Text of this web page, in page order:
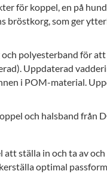
för koppel, en på
bröstkorg, som ger
polyesterband för
Uppdaterad
i POM-material.
och halsband från
att ställa in och ta av och
optimal